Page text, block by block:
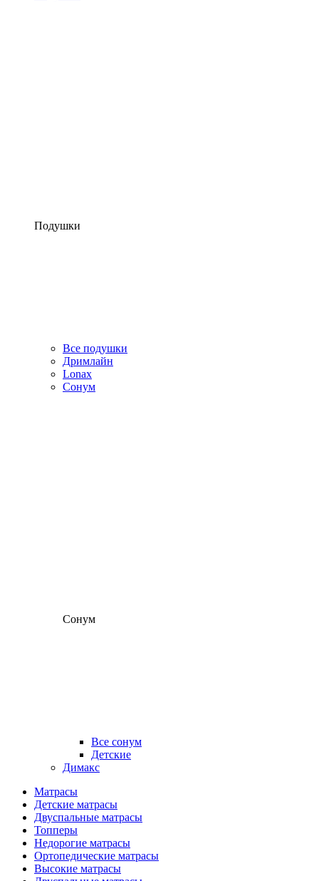
Подушки
Все подушки
Дримлайн
Lonax
Сонум
Сонум
Все сонум
Детские
Димакс
Матрасы
Детские матрасы
Двуспальные матрасы
Топперы
Недорогие матрасы
Ортопедические матрасы
Высокие матрасы